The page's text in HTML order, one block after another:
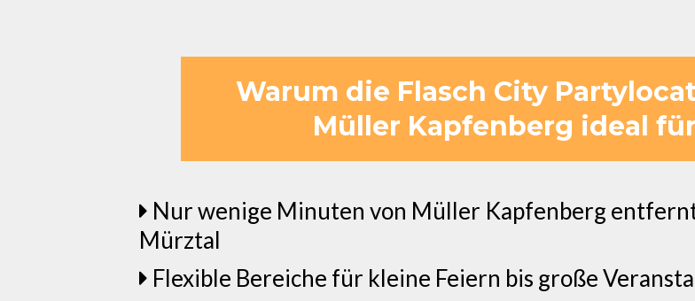
Warum die Flasch City
Müller Kapfenberg ideal
Nur wenige Minuten von Müller Kapfenberg
Mürztal
Flexible Bereiche für kleine Feiern bis große